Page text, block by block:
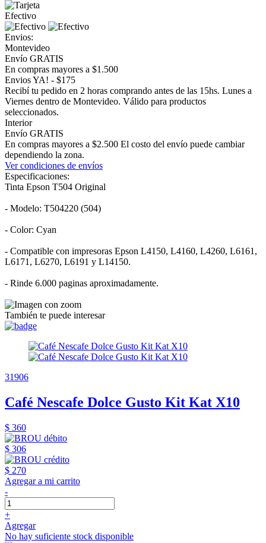
Efectivo
Envios:
Montevideo
Envío GRATIS
En compras mayores a $1.500
Envios YA! - $175
Recibí tu pedido en 2 horas comprando antes de las 15hs. Lunes a
Viernes dentro de Montevideo. Válido para productos
seleccionados.
Interior
Envío GRATIS
En compras mayores a $2.500 El costo del envío puede cambiar
dependiendo la zona.
Ver condiciones de envíos
Especificaciones:
Tinta Epson T504 Original
- Modelo: T504220 (504)
- Color: Cyan
- Compatible con impresoras Epson L4150, L4160, L4260, L6161,
L6171, L6270, L6191 y L14150.
- Rinde 6.000 paginas aproximadamente.
También te puede interesar
31906
Café Nescafe Dolce Gusto Kit Kat X10
$ 360
$ 306
$ 270
Agregar a mi carrito
-
+
Agregar
No hay suficiente stock disponible